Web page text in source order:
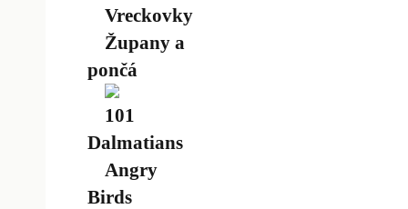
Vreckovky
Župany a
pončá
101
Dalmatians
Angry
Birds